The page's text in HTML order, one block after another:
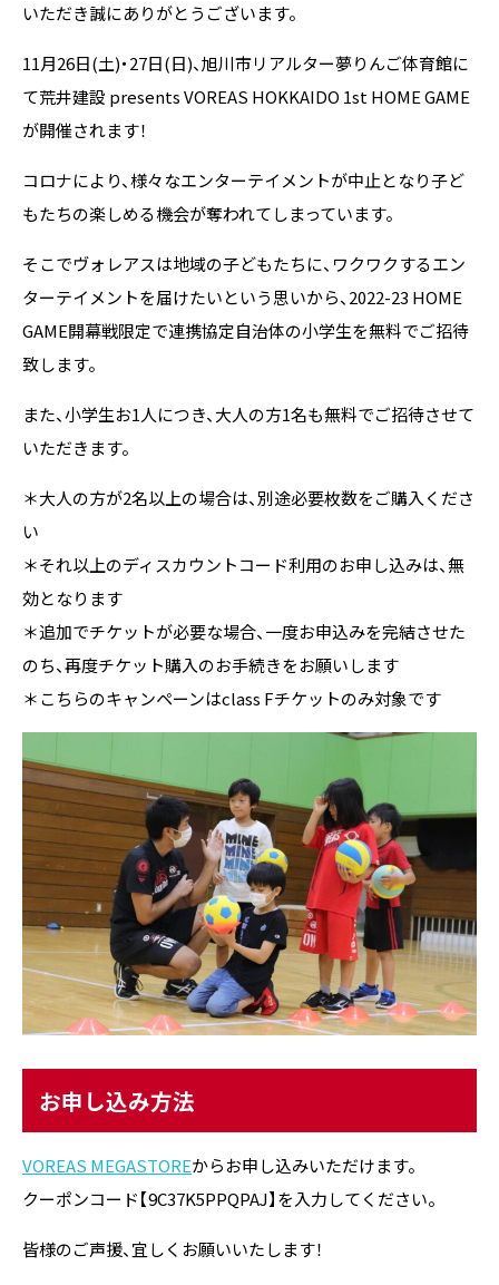
いただき誠にありがとうございます。
11月26日(土)・27日(日)、旭川市リアルター夢りんご体育館に
て荒井建設 presents VOREAS HOKKAIDO 1st HOME GAME
が開催されます！
コロナにより、様々なエンターテイメントが中止となり子ど
もたちの楽しめる機会が奪われてしまっています。
そこでヴォレアスは地域の子どもたちに、ワクワクするエン
ターテイメントを届けたいという思いから、2022-23 HOME
GAME開幕戦限定で連携協定自治体の小学生を無料でご招待
致します。
また、小学生お1人につき、大人の方1名も無料でご招待させて
いただきます。
＊大人の方が2名以上の場合は、別途必要枚数をご購入くださ
い
＊それ以上のディスカウントコード利用のお申し込みは、無
効となります
＊追加でチケットが必要な場合、一度お申込みを完結させた
のち、再度チケット購入のお手続きをお願いします
＊こちらのキャンペーンはclass Fチケットのみ対象です
お申し込み方法
VOREAS MEGASTOREからお申し込みいただけます。
クーポンコード【9C37K5PPQPAJ】を入力してください。
皆様のご声援、宜しくお願いいたします！